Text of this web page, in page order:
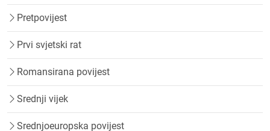
Pretpovijest
Prvi svjetski rat
Romansirana povijest
Srednji vijek
Srednjoeuropska povijest